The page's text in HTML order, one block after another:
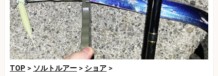
TOP > ソルトルアー > ショア >